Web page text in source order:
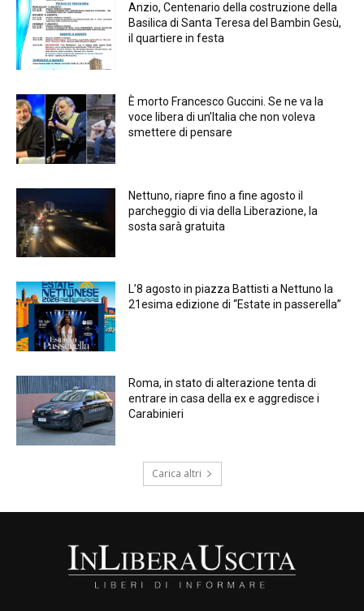
Anzio, Centenario della costruzione della
Basilica di Santa Teresa del Bambin Gesù,
il quartiere in festa
È morto Francesco Guccini. Se ne va la
voce libera di un’Italia che non voleva
smettere di pensare
Nettuno, riapre fino a fine agosto il
parcheggio di via della Liberazione, la
sosta sarà gratuita
L’8 agosto in piazza Battisti a Nettuno la
21esima edizione di “Estate in passerella”
Roma, in stato di alterazione tenta di
entrare in casa della ex e aggredisce i
Carabinieri
Carica altri